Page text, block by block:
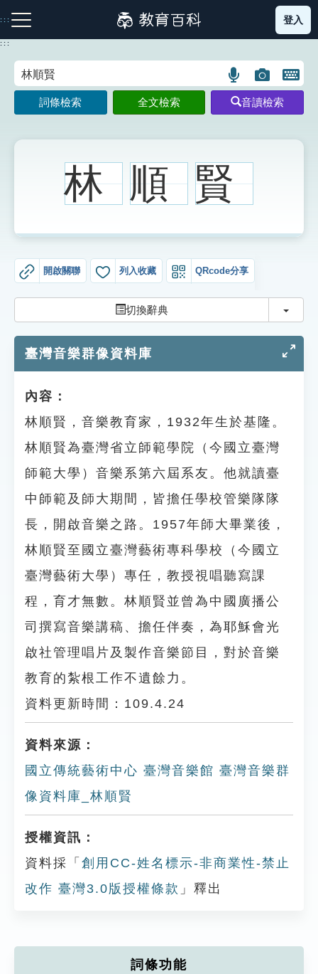
到
主
:::
注音索引圖示 筆畫索引圖示 部首索引表圖示
生字詞彙表
知識索引
遊戲專區
教學應用
貓頭鷹博士
登入
:::
語
言
搜
示
圖
片
搜
開
鍵
圖
詞條檢索 全文檢索 音讀檢索
林 順 賢
開啟關聯 列入收藏 QRcode分享
切換辭典 切換
臺灣音樂群像資料庫
內容：
林順賢，音樂教育家，1932年生於基隆。
林順賢為臺灣省立師範學院（今國立臺灣
師範大學）音樂系第六屆系友。他就讀臺
中師範及師大期間，皆擔任學校管樂隊隊
長，開啟音樂之路。1957年師大畢業後，
林順賢至國立臺灣藝術專科學校（今國立
臺灣藝術大學）專任，教授視唱聽寫課
程，育才無數。林順賢並曾為中國廣播公
司撰寫音樂講稿、擔任伴奏，為耶穌會光
啟社管理唱片及製作音樂節目，對於音樂
教育的紮根工作不遺餘力。
資料更新時間：109.4.24
資料來源：
國立傳統藝術中心 臺灣音樂館 臺灣音樂群
像資料庫_林順賢
授權資訊：
資料採「 創用CC-姓名標示-非商業性-禁止
改作 臺灣3.0版授權條款 」釋出
詞條功能